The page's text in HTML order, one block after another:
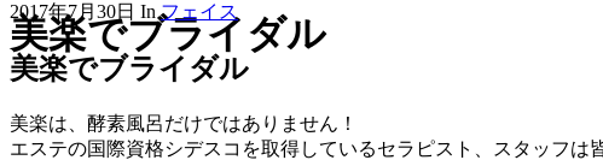
美楽でブライダル
2017年7月30日 In フェイス
美楽でブライダル
美楽は、酵素風呂だけではありません！
エステの国際資格シデスコを取得しているセラピスト、スタッフは